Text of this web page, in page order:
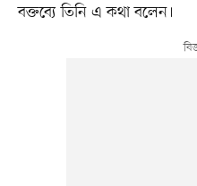
বক্তব্যে তিনি এ কথা বলেন।